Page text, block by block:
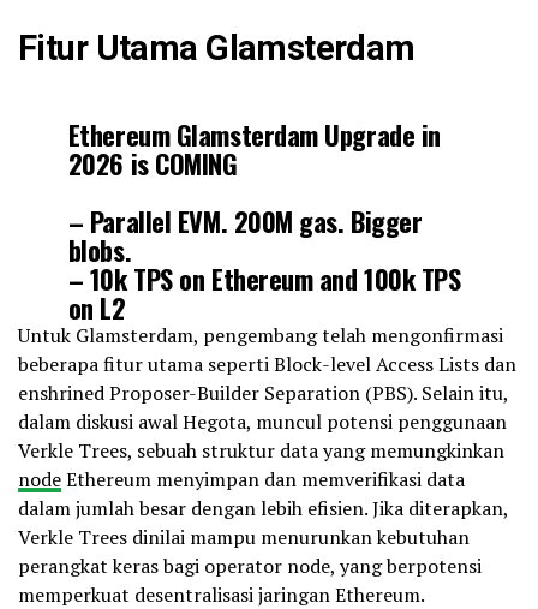
Fitur Utama Glamsterdam
Ethereum Glamsterdam Upgrade in
2026 is COMING
– Parallel EVM. 200M gas. Bigger
blobs.
– 10k TPS on Ethereum and 100k TPS
on L2
– 10% of validators moving to ZK
rollups.
This is Ethereum scaling even FASTER
🚀pic.twitter.com/2SJ41TCSnv
— Ethprofit.eth 🦇🔊 (@Ethprofit)December 28, 2025
Untuk Glamsterdam, pengembang telah mengonfirmasi
beberapa fitur utama seperti Block-level Access Lists dan
enshrined Proposer-Builder Separation (PBS). Selain itu,
dalam diskusi awal Hegota, muncul potensi penggunaan
Verkle Trees, sebuah struktur data yang memungkinkan
nodeEthereum menyimpan dan memverifikasi data
dalam jumlah besar dengan lebih efisien. Jika diterapkan,
Verkle Trees dinilai mampu menurunkan kebutuhan
perangkat keras bagi operator node, yang berpotensi
memperkuat desentralisasi jaringan Ethereum.